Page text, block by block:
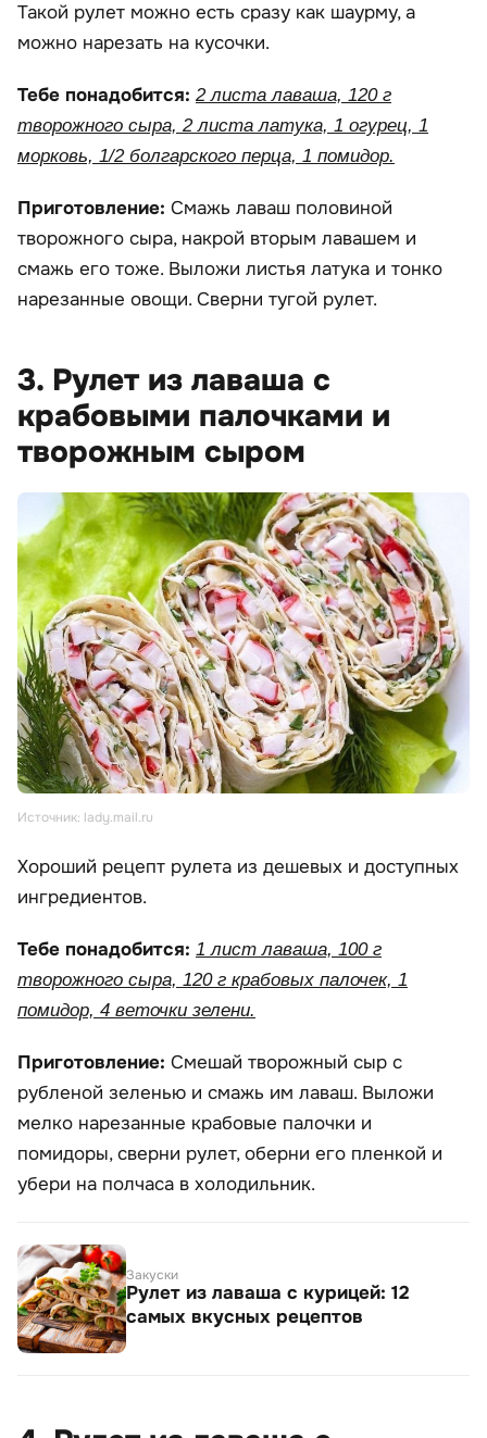
Такой рулет можно есть сразу как шаурму, а
можно нарезать на кусочки.
Тебе понадобится: 2 листа лаваша, 120 г
творожного сыра, 2 листа латука, 1 огурец, 1
морковь, 1/2 болгарского перца, 1 помидор.
Приготовление: Смажь лаваш половиной
творожного сыра, накрой вторым лавашем и
смажь его тоже. Выложи листья латука и тонко
нарезанные овощи. Сверни тугой рулет.
3. Рулет из лаваша с
крабовыми палочками и
творожным сыром
Источник: lady.mail.ru
Хороший рецепт рулета из дешевых и доступных
ингредиентов.
Тебе понадобится: 1 лист лаваша, 100 г
творожного сыра, 120 г крабовых палочек, 1
помидор, 4 веточки зелени.
Приготовление: Смешай творожный сыр с
рубленой зеленью и смажь им лаваш. Выложи
мелко нарезанные крабовые палочки и
помидоры, сверни рулет, оберни его пленкой и
убери на полчаса в холодильник.
Закуски
Рулет из лаваша с курицей: 12
самых вкусных рецептов